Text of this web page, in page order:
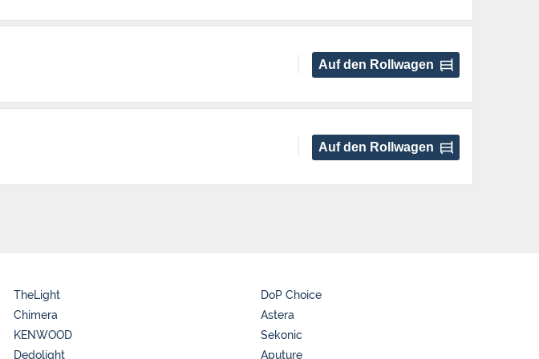
Auf den Rollwagen
Auf den Rollwagen
TheLight
Chimera
KENWOOD
Dedolight
DoP Choice
Astera
Sekonic
Aputure